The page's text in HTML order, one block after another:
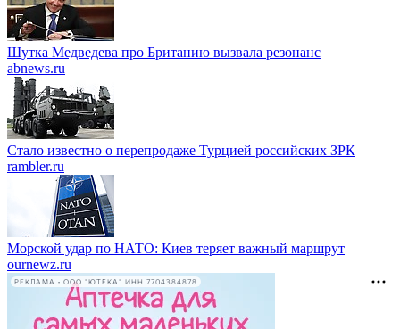
Шутка Медведева про Британию вызвала резонанс
abnews.ru
Стало известно о перепродаже Турцией российских ЗРК
rambler.ru
Морской удар по НАТО: Киев теряет важный маршрут
ournewz.ru
РЕКЛАМА • ООО "ЮТЕКА" ИНН 7704384878